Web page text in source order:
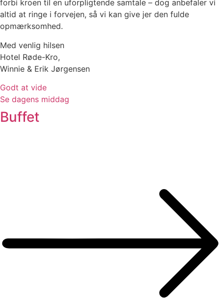
forbi kroen til en uforpligtende samtale – dog anbefaler vi
altid at ringe i forvejen, så vi kan give jer den fulde
opmærksomhed.
Med venlig hilsen
Hotel Røde-Kro,
Winnie & Erik Jørgensen
Godt at vide
Se dagens middag
Buffet